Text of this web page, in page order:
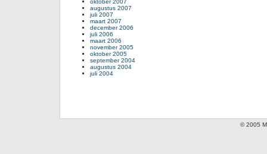
augustus 2007
juli 2007
maart 2007
december 2006
juli 2006
maart 2006
november 2005
oktober 2005
september 2004
augustus 2004
juli 2004
© 2005